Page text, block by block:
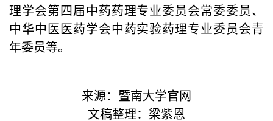
理学会第四届中药药理专业委员会常委委员、
中华中医医药学会中药实验药理专业委员会青
年委员等。
来源：暨南大学官网
文稿整理：梁紫恩